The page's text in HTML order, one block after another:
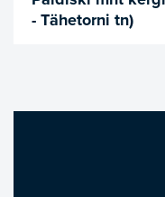
- Tähetorni tn)